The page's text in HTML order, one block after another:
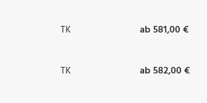
TK ab 581,00 €
TK ab 582,00 €